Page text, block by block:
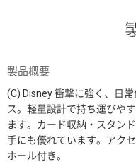
製品概要
(C) Disney 衝撃に強く、日
ス。軽量設計で持ち運びや
ます。カード収納・スタン
手にも優れています。アク
ホール付き。